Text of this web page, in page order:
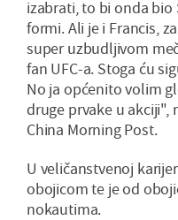
izabrati, to bi onda bio
formi. Ali je i Francis,
super uzbudljivom
fan UFC-a. Stoga ću
No ja općenito volim
druge prvake u akciji",
China Morning Post.
U veličanstvenoj
obojicom te je od
nokautima.